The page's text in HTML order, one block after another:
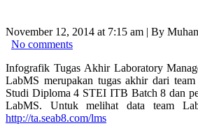
November 12, 2014 at 7:15 am | By
No comments
Infografik Tugas Akhir Laboratory
LabMS merupakan tugas akhir dari
Studi Diploma 4 STEI ITB Batch 8 dan
LabMS. Untuk melihat data team
http://ta.seab8.com/lms